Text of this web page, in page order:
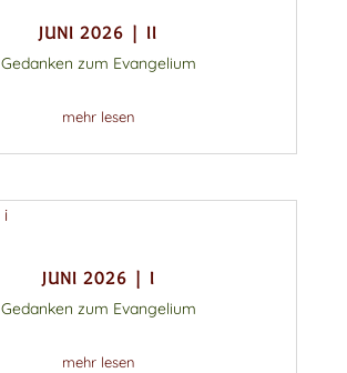
JUNI 2026 | II
Gedanken zum Evangelium
mehr lesen
JUNI 2026 | I
Gedanken zum Evangelium
mehr lesen